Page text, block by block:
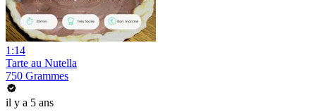
1:14
Tarte au Nutella
750 Grammes
il y a 5 ans